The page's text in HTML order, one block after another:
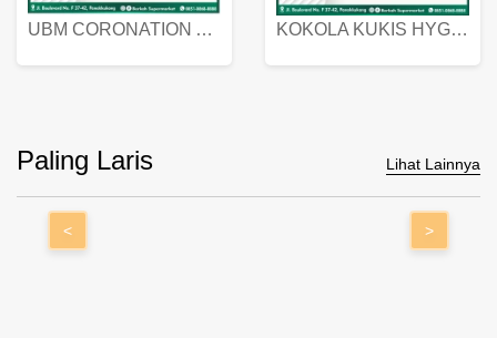
UBM CORONATION ASSORTED BISKUIT KALENG 450 GRAM KOKOLA KUKIS HYGIENIC MILK VANILLA PACK 320 GR
Paling Laris Lihat Lainnya
< >